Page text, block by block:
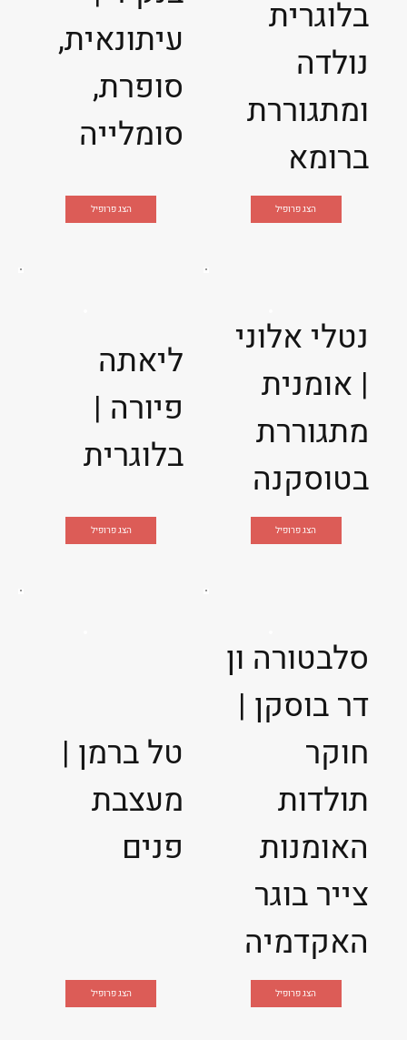
עיתונאית,
סופרת,
סומלייה
הצג פרופיל
בלוגרית
נולדה
ומתגוררת
ברומא
הצג פרופיל
ליאתה
פיורה |
בלוגרית
הצג פרופיל
נטלי אלוני
| אומנית
מתגוררת
בטוסקנה
הצג פרופיל
טל ברמן |
מעצבת
פנים
הצג פרופיל
סלבטורה ון
דר בוסקן |
חוקר
תולדות
האומנות
צייר בוגר
האקדמיה
הצג פרופיל